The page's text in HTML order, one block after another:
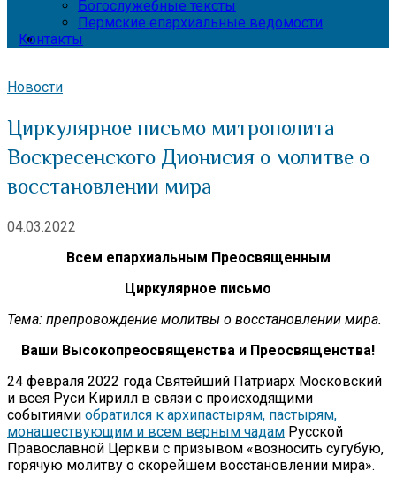
Богослужебные тексты
Пермские епархиальные ведомости
Контакты
Новости
Циркулярное письмо митрополита
Воскресенского Дионисия о молитве о
восстановлении мира
04.03.2022
Всем епархиальным Преосвященным
Циркулярное письмо
Тема: препровождение молитвы о восстановлении мира.
Ваши Высокопреосвященства и Преосвященства!
24 февраля 2022 года Святейший Патриарх Московский
и всея Руси Кирилл в связи с происходящими
событиями обратился к архипастырям, пастырям,
монашествующим и всем верным чадам Русской
Православной Церкви с призывом «возносить сугубую,
горячую молитву о скорейшем восстановлении мира».